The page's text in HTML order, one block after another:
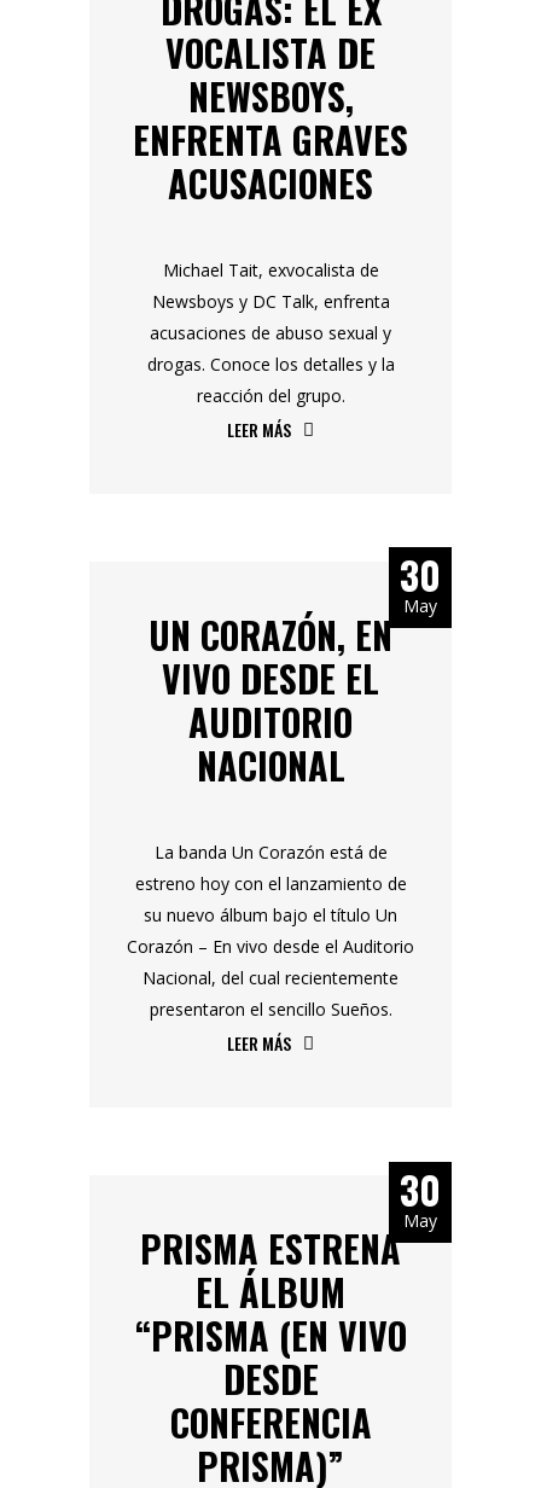
VOCALISTA DE
NEWSBOYS,
ENFRENTA GRAVES
ACUSACIONES
Michael Tait, exvocalista de
Newsboys y DC Talk, enfrenta
acusaciones de abuso sexual y
drogas. Conoce los detalles y la
reacción del grupo.
LEER MÁS
30
May
UN CORAZÓN, EN
VIVO DESDE EL
AUDITORIO
NACIONAL
La banda Un Corazón está de
estreno hoy con el lanzamiento de
su nuevo álbum bajo el título Un
Corazón – En vivo desde el Auditorio
Nacional, del cual recientemente
presentaron el sencillo Sueños.
LEER MÁS
30
May
PRISMA ESTRENA
EL ÁLBUM
“PRISMA (EN VIVO
DESDE
CONFERENCIA
PRISMA)”